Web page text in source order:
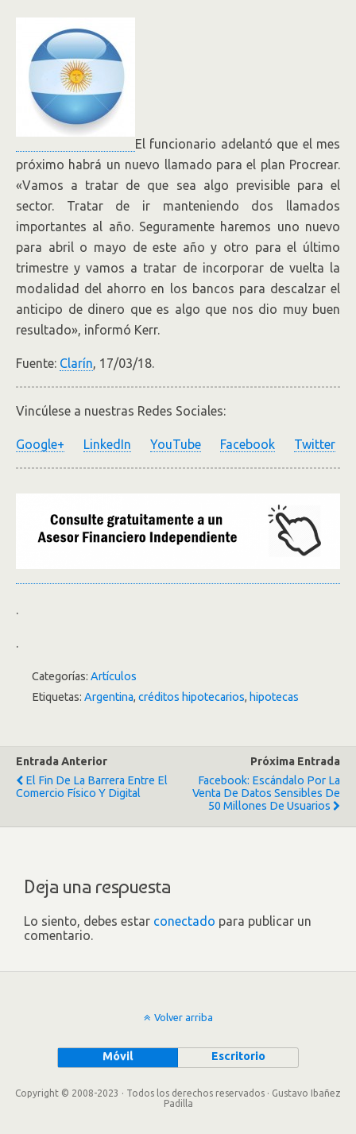
El funcionario adelantó que el mes
próximo habrá un nuevo llamado para el plan Procrear.
«Vamos a tratar de que sea algo previsible para el
sector. Tratar de ir manteniendo dos llamados
importantes al año. Seguramente haremos uno nuevo
para abril o mayo de este año y otro para el último
trimestre y vamos a tratar de incorporar de vuelta la
modalidad del ahorro en los bancos para descalzar el
anticipo de dinero que es algo que nos dio muy buen
resultado», informó Kerr.
Fuente: Clarín, 17/03/18.
Vincúlese a nuestras Redes Sociales:
Google+ LinkedIn YouTube Facebook Twitter
.
.
Categorías: Artículos
Etiquetas: Argentina, créditos hipotecarios, hipotecas
Entrada Anterior
El Fin De La Barrera Entre El
Comercio Físico Y Digital
Próxima Entrada
Facebook: Escándalo Por La
Venta De Datos Sensibles De
50 Millones De Usuarios
Deja una respuesta
Lo siento, debes estar conectado para publicar un
comentario.
Volver arriba
Móvil Escritorio
Copyright © 2008-2023 · Todos los derechos reservados · Gustavo Ibañez
Padilla